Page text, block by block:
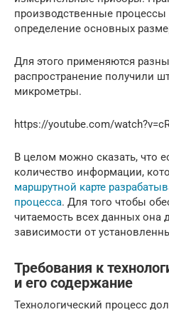
производственные
определение основных
Для этого применяются
распространение получили
микрометры.
https://youtube.com/
В целом можно сказать, что
количество информации,
маршрутной карте
процесса. Для того чтобы
читаемость всех данных она
зависимости от
Требования к
и его содержание
Технологический процесс